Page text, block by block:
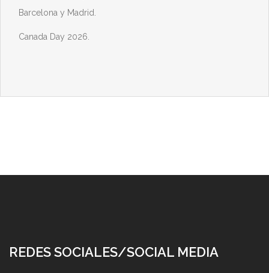
Barcelona y Madrid.
Canada Day 2026.
REDES SOCIALES/SOCIAL MEDIA